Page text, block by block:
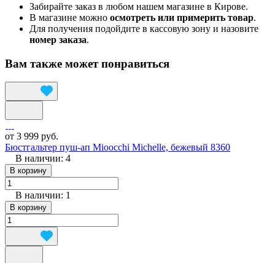
Забирайте заказ в любом нашем магазине в Кирове.
В магазине можно осмотреть или примерить товар.
Для получения подойдите в кассовую зону и назовите
номер заказа.
Вам также может понравиться
от 3 999 руб.
Бюстгальтер пуш-ап Mioocchi Michelle, бежевый 8360
В наличии: 4
В корзину
В наличии: 1
В корзину